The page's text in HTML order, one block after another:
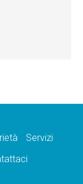
Servizi